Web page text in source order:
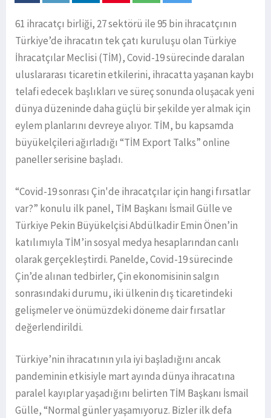
61 ihracatçı birliği, 27 sektörü ile 95 bin ihracatçının
Türkiye’de ihracatın tek çatı kuruluşu olan Türkiye
İhracatçılar Meclisi (TİM), Covid-19 sürecinde daralan
uluslararası ticaretin etkilerini, ihracatta yaşanan kaybı
telafi edecek başlıkları ve süreç sonunda oluşacak yeni
dünya düzeninde daha güçlü bir şekilde yer almak için
eylem planlarını devreye alıyor. TİM, bu kapsamda
büyükelçileri ağırladığı “TİM Export Talks” online
paneller serisine başladı.
“Covid-19 sonrası Çin'de ihracatçılar için hangi fırsatlar
var?” konulu ilk panel, TİM Başkanı İsmail Gülle ve
Türkiye Pekin Büyükelçisi Abdülkadir Emin Önen’in
katılımıyla TİM’in sosyal medya hesaplarından canlı
olarak gerçekleştirdi. Panelde, Covid-19 sürecinde
Çin’de alınan tedbirler, Çin ekonomisinin salgın
sonrasındaki durumu, iki ülkenin dış ticaretindeki
gelişmeler ve önümüzdeki döneme dair fırsatlar
değerlendirildi.
Türkiye’nin ihracatının yıla iyi başladığını ancak
pandeminin etkisiyle mart ayında dünya ihracatına
paralel kayıplar yaşadığını belirten TİM Başkanı İsmail
Gülle, “Normal günler yaşamıyoruz. Bizler ilk defa